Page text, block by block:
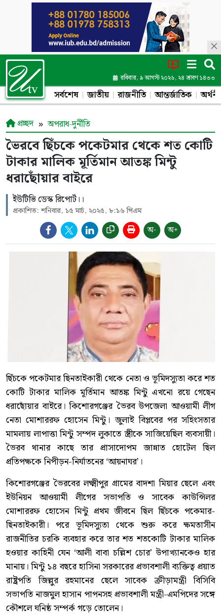
রবিবার, ৯ আগস্ট ২০২৬, ২৪ শ্রাবণ ১৪৩৩
সর্বশেষ জাতীয় রাজনীতি আন্তর্জাতিক
প্রচ্ছদ অপরাধ-দুর্নীতি
ভৈরবে ছিঁচকে পকেটমার থেকে শত কোটি
টাকার মালিক মূর্তিমান আতঙ্ক মিন্টু
ধরাছোঁয়ার বাইরে
ইউটিভি ডেস্ক রিপোর্ট।।
প্রকাশিত: শনিবার, ১৫ মার্চ, ২০২৫, ৮:১৬ পিএম
অ- অ+
ছিঁচকে পকেটমার ছিনতাইকারী থেকে নেতা ও ভূমিদস্যুতা করে শত
কোটি টাকার মালিক মূর্তিমান আতঙ্ক মিন্টু এখনো রয়ে গেছেন
ধরাছোঁয়ার বাইরে। কিশোরগঞ্জের ভৈরব উপজেলা আওয়ামী লীগ
নেতা মোশাররফ হোসেন মিন্টু। জুলাই বিপ্লবের পর সহিংসতার
মামলায় লাপাত্তা মিন্টু সম্পদ লুকাতে স্ত্রীকে সাজিয়েছিল ব্যবসায়ী।
ভৈরব থানার কাছে তার প্রাসাদোপম জান্নাত হোটেল ছিল
প্রতিপক্ষকে নিপীড়ন-নির্যাতনের ‘আয়নাঘর’।
কিশোরগঞ্জের ভৈরবের লক্ষ্মীপুর গ্রামের বাদশা মিয়ার ছেলে এবং
ইউনিয়ন আওয়ামী লীগের সভাপতি ও সাবেক কাউন্সিলর
মোশাররফ হোসেন মিন্টু প্রথম জীবনে ছিল ছিঁচকে পকেমার-
ছিনতাইকারী। পরে ভূমিদস্যুতা থেকে শুরু করে ক্ষমতাসীন
রাজনীতির চরকি ব্যবহার করে তার শত শতকোটি টাকার মালিক
হওয়ার কাহিনী যেন ‘আলী বাবা চল্লিশ চোর’ উপাখ্যানকেও হার
মানায়। মিন্টু ১৪ বছরে হাসিনা সরকারের প্রভাবশালী ব্যক্তিত্ব প্রয়াত
রাষ্ট্রপতি জিল্লুর রহমানের ছেলে সাবেক ক্রীড়ামন্ত্রী বিসিবি
সভাপতি নাজমুল হাসান পাপনসহ প্রভাবশালী মন্ত্রী-এমপিদের সঙ্গে
কৌশলে ঘনিষ্ঠ সম্পর্ক গড়ে তোলেন।